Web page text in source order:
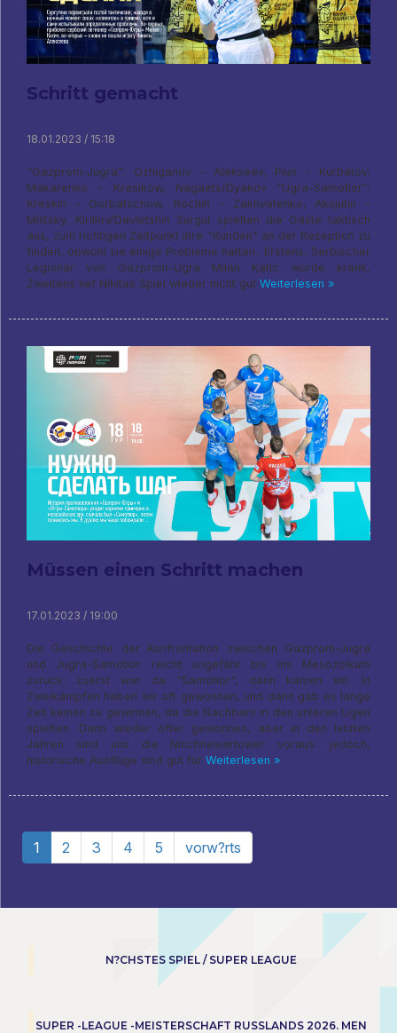
Schritt gemacht
18.01.2023 / 15:18
"Gazprom-Jugra": Ozhiganov - Alekseev, Piun - Kurbatov,
Makarenko - Krasikow, Nagaets/Dyakov "Ugra-Samotlor":
Kreskin - Gorbatschow, Rochin – Zakhvatenko, Aksjutin -
Militsky, Kirillov/Davletshin Surgut spielten die Gäste taktisch
aus, zum richtigen Zeitpunkt ihre "Kunden" an der Rezeption zu
finden, obwohl sie einige Probleme hatten.. Erstens, Serbischer
Legionär von Gazprom-Ugra Milan Katic wurde krank,
Zweitens lief Nikitas Spiel wieder nicht gut Weiterlesen »
Müssen einen Schritt machen
17.01.2023 / 19:00
Die Geschichte der Konfrontation zwischen Gazprom-Jugra
und Jugra-Samotlor reicht ungefähr bis ins Mesozoikum
zurück: zuerst war da "Samotlor", dann kamen wir. In
Zweikämpfen haben wir oft gewonnen, und dann gab es lange
Zeit keinen zu gewinnen, da die Nachbarn in den unteren Ligen
spielten. Dann wieder öfter gewonnen, aber in den letzten
Jahren sind uns die Nischnewartower voraus. jedoch,
historische Ausflüge sind gut für Weiterlesen »
1 2 3 4 5 vorw?rts
N?CHSTES SPIEL / SUPER LEAGUE
SUPER -LEAGUE -MEISTERSCHAFT RUSSLANDS 2026. MEN